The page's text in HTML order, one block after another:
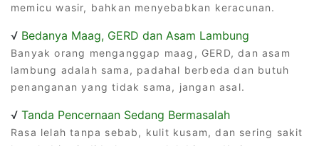
memicu wasir, bahkan menyebabkan keracunan.
√ Bedanya Maag, GERD dan Asam Lambung
Banyak orang menganggap maag, GERD, dan asam
lambung adalah sama, padahal berbeda dan butuh
penanganan yang tidak sama, jangan asal.
√ Tanda Pencernaan Sedang Bermasalah
Rasa lelah tanpa sebab, kulit kusam, dan sering sakit